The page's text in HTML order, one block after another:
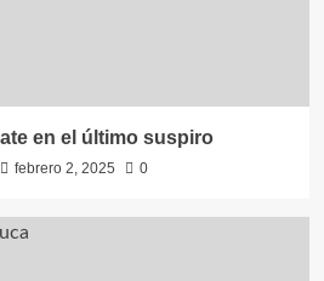
en el último suspiro
febrero 2, 2025 0